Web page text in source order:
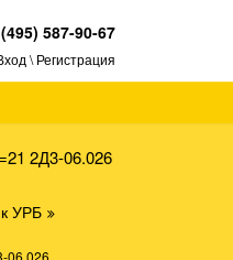
587-90-67
\ Регистрация
2Д3-06.026
УРБ
06.026